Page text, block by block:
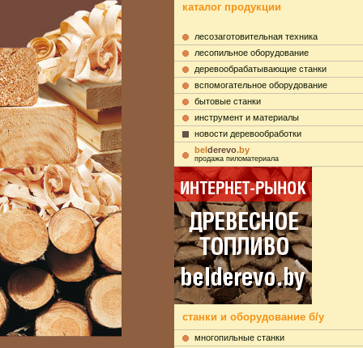
каталог продукции
лесозаготовительная техника
лесопильное оборудование
деревообрабатывающие станки
вспомогательное оборудование
бытовые станки
инструмент и материалы
новости деревообработки
belderevo.by
продажа пиломатериала
станки и оборудование б/у
многопильные станки